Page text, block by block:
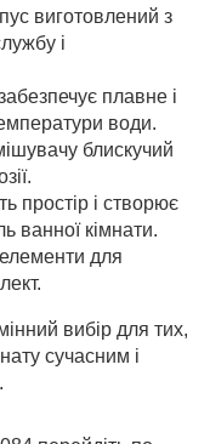
виготовлений з
і
плавне і
води.
блискучий
простір і створює
ванної кімнати.
для
вибір для тих,
сучасним і